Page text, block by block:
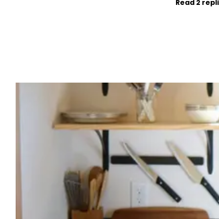
Read 2
OVERDONDERT IEDEREEN MET ERG